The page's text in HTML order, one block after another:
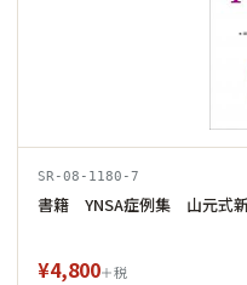
SR-08-1180-7
書籍 YNSA症例集 山元式
¥4,800＋税